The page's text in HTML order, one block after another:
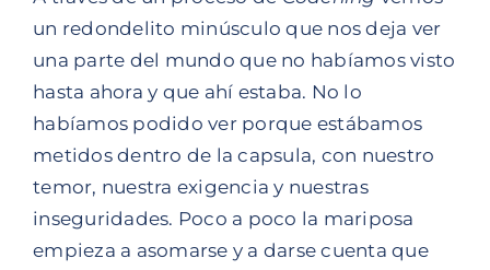
un redondelito minúsculo que nos deja ver
una parte del mundo que no habíamos visto
hasta ahora y que ahí estaba. No lo
habíamos podido ver porque estábamos
metidos dentro de la capsula, con nuestro
temor, nuestra exigencia y nuestras
inseguridades. Poco a poco la mariposa
empieza a asomarse y a darse cuenta que